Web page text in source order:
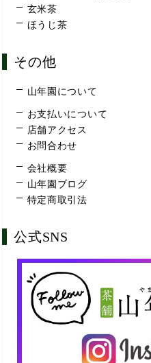
玄米茶
ほうじ茶
その他
山年園について
お支払いについて
店舗アクセス
お問合わせ
会社概要
山年園ブログ
特定商取引法
公式SNS